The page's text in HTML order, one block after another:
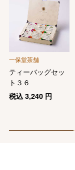
一保堂茶舗
ティーバッグセッ
ト３６
税込 3,240円